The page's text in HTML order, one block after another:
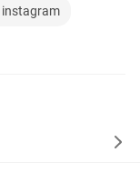
instagram